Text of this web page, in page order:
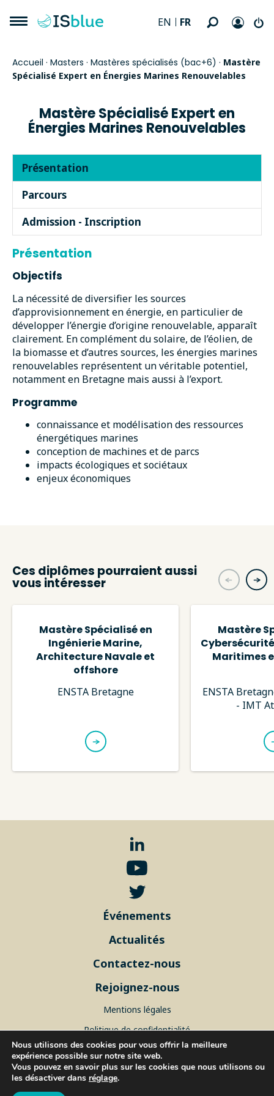
EN FR
Accueil · Masters · Mastères spécialisés (bac+6) · Mastère
Spécialisé Expert en Énergies Marines Renouvelables
Mastère Spécialisé Expert en
Énergies Marines Renouvelables
Présentation
Parcours
Admission - Inscription
Présentation
Objectifs
La nécessité de diversifier les sources
d’approvisionnement en énergie, en particulier de
développer l’énergie d’origine renouvelable, apparaît
clairement. En complément du solaire, de l’éolien, de
la biomasse et d’autres sources, les énergies marines
renouvelables représentent un véritable potentiel,
notamment en Bretagne mais aussi à l’export.
Programme
connaissance et modélisation des ressources
énergétiques marines
conception de machines et de parcs
impacts écologiques et sociétaux
enjeux économiques
Ces diplômes pourraient aussi
vous intéresser
Mastère Spécialisé en
Ingénierie Marine,
Architecture Navale et
offshore
ENSTA Bretagne
Mastère
Maritimes
ENSTA
- IMT
Événements
Actualités
Contactez-nous
Rejoignez-nous
Mentions légales
Politique de confidentialité
Plan du site
Nous utilisons des cookies pour vous offrir la meilleure
expérience possible sur notre site web.
Vous pouvez en savoir plus sur les cookies que nous utilisons ou
les désactiver dans réglage.